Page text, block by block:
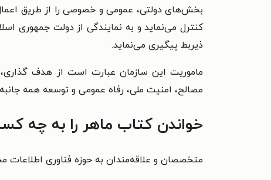
بخش‌های دولتی، عمومی و خصوصی را از طریق
کنترل می‌نماید و به نمایندگی از دولت جمهوری
ذیربط پیگیری می‌نماید.
ماموریت این سازمان عبارت است از هدف گذاری،
مصالح، امنیت ملی، رفاه عمومی و توسعه همه جانبه
خواندن کتاب ماهر را به چه
متخصصان و علاقه‌مندان به حوزه فناوری اطلاعات